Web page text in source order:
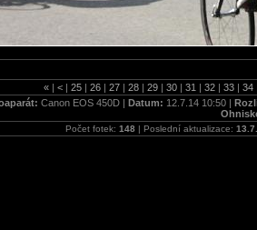
« | < | 25 | 26 | 27 | 28 | 29 | 30 | 31 | 32 | 33 | 34
Canon EOS 450D | Datum: 12.7.14 10:50 |
Počet fotek: 148 | Poslední aktualizace: